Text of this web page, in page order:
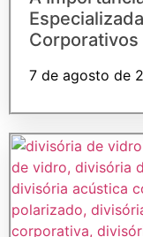
Corporativos
7 de agosto de